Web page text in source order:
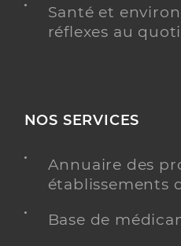
Santé et
réflexes au
NOS SERVICES
Annuaire des
établissements
Base de